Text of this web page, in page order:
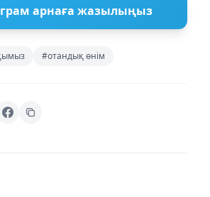
арнаға жазылыңыз
#отандық өнім